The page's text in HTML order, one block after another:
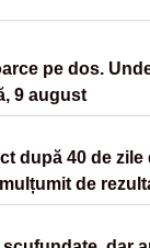
pe dos.
9 august
după 40 de zile
de